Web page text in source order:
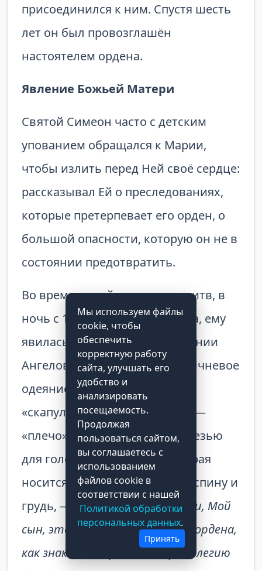
присоединился к ним. Спустя шесть
лет он был провозглашён
настоятелем ордена.
Явление Божьей Матери
Святой Симеон часто с детским
упованием обращался к Марии,
чтобы излить перед Ней своё сердце:
рассказывал Ей о преследованиях,
которые претерпевает его орден, о
большой опасности, которую он не в
состоянии предотвратить.
Во время одной из таких молитв, в
ночь с 15 на 16 июля 1251 года, ему
явилась Богородица в окружении
Ангелов. Она подала ему коричневое
одеяние — так называемый
«скапулярий» (от лат.
—
«плечо»): полосу ткани с прорезью
для головы посередине, которая
носится на плечах, покрывая спину и
грудь, — и произнесла:«Прими, Мой
сын, этот скапулярий твоего ордена,
как знак Моей приязни и привилегию
Мы используем файлы
cookie, чтобы
обеспечить
корректную работу
сайта, улучшать его
удобство и
анализировать
посещаемость.
Продолжая
пользоваться сайтом,
вы соглашаетесь с
использованием
файлов cookie в
соответствии с нашей
Политикой обработки
персональных данных.
Принять